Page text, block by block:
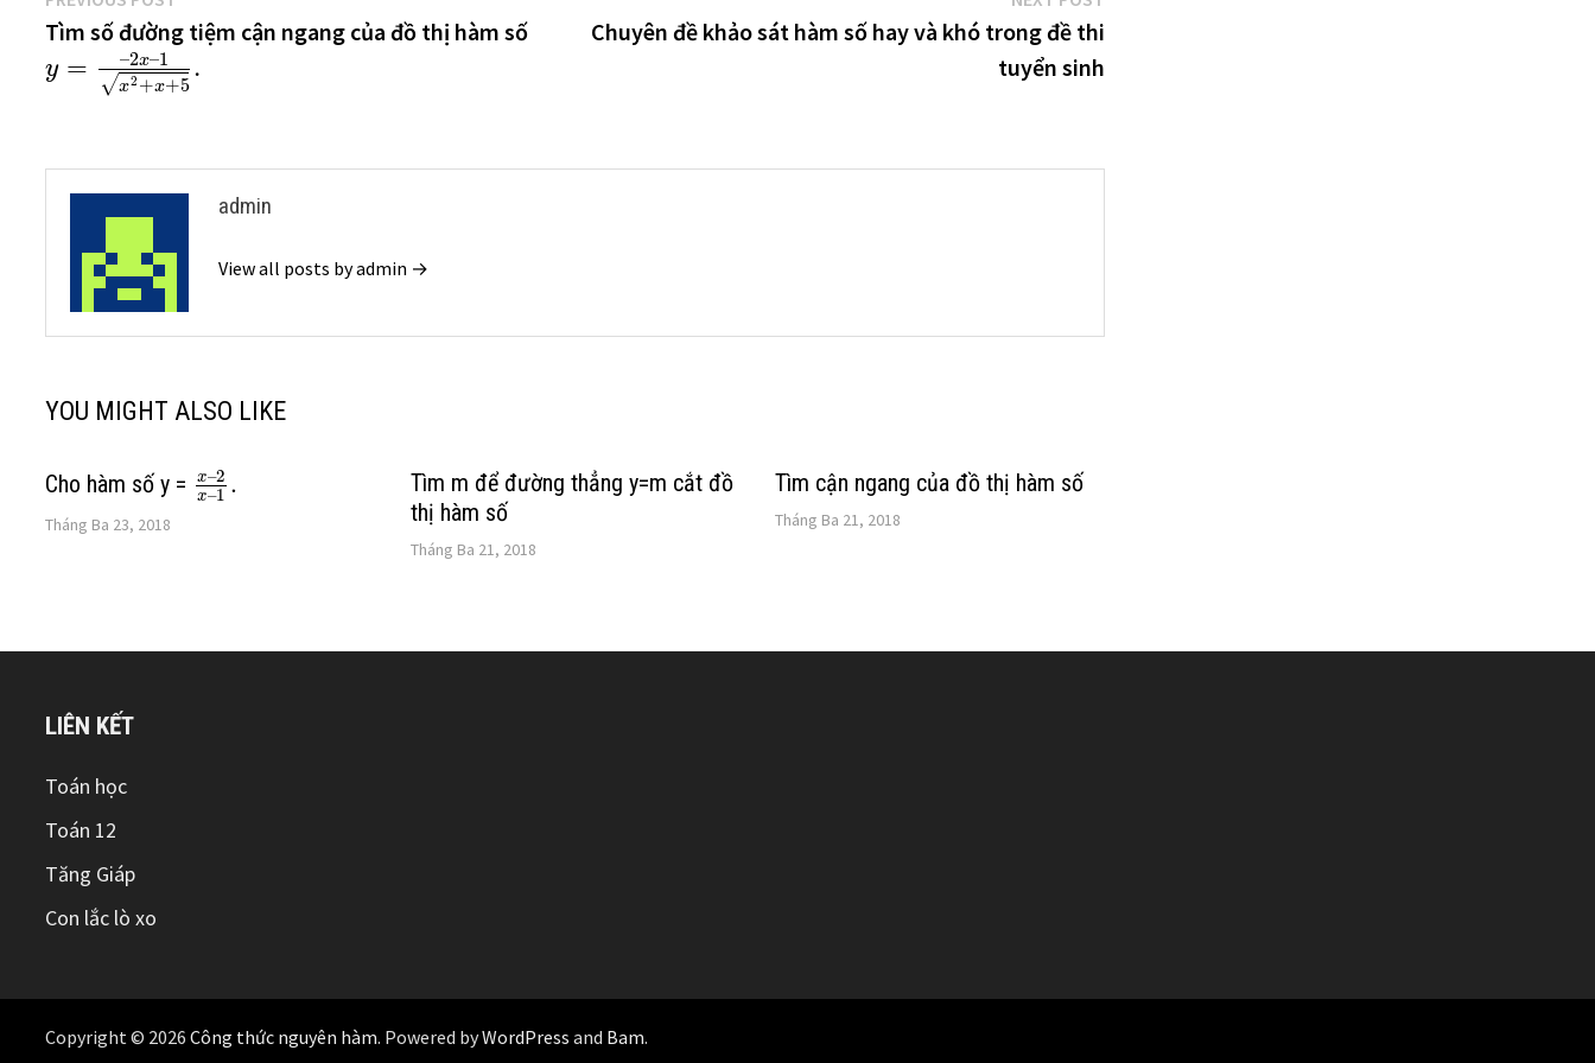
hướng
bài
post:
Tìm số đường tiệm cận ngang của đồ thị hàm số
y = –2x–1
x2 +x+5
√
.
post:
Chuyên đề khảo sát hàm số hay và khó trong đề thi
tuyển sinh
admin
View all posts by admin →
YOU MIGHT ALSO LIKE
Cho hàm số y = x–2
x–1 .
Tháng Ba 23, 2018
Tìm m để đường thẳng y=m cắt đồ
thị hàm số
Tháng Ba 21, 2018
Tìm cận ngang của đồ thị hàm số
Tháng Ba 21, 2018
LIÊN KẾT
Toán học
Toán 12
Tăng Giáp
Con lắc lò xo
Copyright © 2026Công thức nguyên hàm. Powered byWordPress and Bam.